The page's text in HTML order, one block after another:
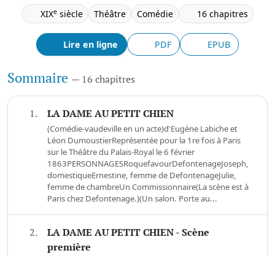
XIXesiècle Théâtre Comédie 16 chapitres
Lire en ligne PDF EPUB
Sommaire — 16 chapitres
1. LA DAME AU PETIT CHIEN
(Comédie-vaudeville en un acte)d'Eugène Labiche et
Léon DumoustierReprésentée pour la 1re fois à Paris
sur le Théâtre du Palais-Royal le 6 février
1863PERSONNAGESRoquefavourDefontenageJoseph,
domestiqueErnestine, femme de DefontenageJulie,
femme de chambreUn Commissionnaire(La scène est à
Paris chez Defontenage.)(Un salon. Porte au...
2.
LA DAME AU PETIT CHIEN - Scène
première